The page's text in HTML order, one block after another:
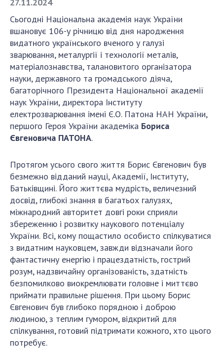
СТРУКТУРА
Президія НАН України
Апарат Президії
Секція фізико-технічних і математичних
наук
Секція хімічних і біологічних наук
Секція суспільних і гуманітарних наук
Установи при Президії
Наукові центри МОН та НАН України
Громадські організації
ДІЯЛЬНІСТЬ
Засідання Президії НАН України
Сесії Загальних зборів НАН України
Річні звіти НАН України
Річні фінансові звіти НАН України
Наукові публікації та видавнича діяльність
Охорона прав інтелектуальної власності та
трансфер технологій в наукових установах
Сьогодні Національна академія наук України
вшановує 106-у річницю від дня народження
видатного українського вченого у галузі
зварювання, металургії і технології металів,
матеріалознавства, талановитого організатора
науки, державного та громадського діяча,
багаторічного Президента Національної академії
наук України, директора Інституту
електрозварювання імені Є.О. Патона НАН України,
першого Героя України академіка Бориса
Євгеновича ПАТОНА.
Протягом усього свого життя Борис Євгенович був
безмежно відданий науці, Академії, Інституту,
Батьківщині. Його життєва мудрість, величезний
досвід, глибокі знання в багатьох галузях,
міжнародний авторитет довгі роки сприяли
збереженню і розвитку наукового потенціалу
України. Всі, кому пощастило особисто спілкуватися
з видатним науковцем, завжди відзначали його
фантастичну енергію і працездатність, гострий
розум, надзвичайну організованість, здатність
безпомилково виокремлювати головне і миттєво
приймати правильне рішення. При цьому Борис
Євгенович був глибоко порядною і доброю
людиною, з теплим гумором, відкритий для
спілкування, готовий підтримати кожного, хто цього
потребує.